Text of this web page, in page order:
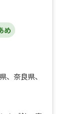
め
、 奈良県、